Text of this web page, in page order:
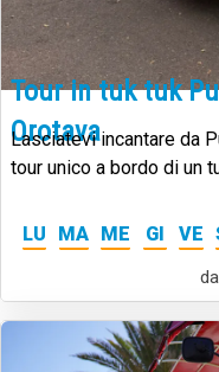
Tour in tuk tuk
Orotava
Lasciatevi incantare da
tour unico a bordo di un
LU MA ME GI VE